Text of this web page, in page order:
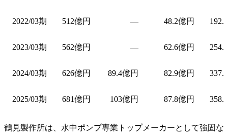
2022/03期 512億円 — 48.2億円
2023/03期 562億円 — 62.6億円
2024/03期 626億円 89.4億円 82.9億円
2025/03期 681億円 103億円 87.8億円
鶴見製作所は、水中ポンプ専業トップメーカーとして強固な